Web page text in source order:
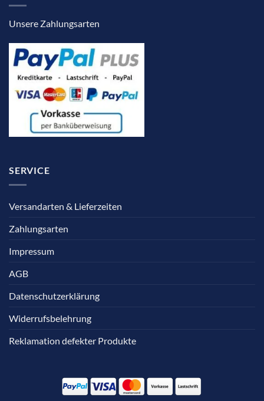
Unsere Zahlungsarten
SERVICE
Versandarten & Lieferzeiten
Zahlungsarten
Impressum
AGB
Datenschutzerklärung
Widerrufsbelehrung
Reklamation defekter Produkte